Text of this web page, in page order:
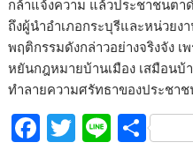
กล้าแจ้งความ แล้วประชาชนตา
ถึงผู้นำอำเภอกระบุรีและหน่วยง
พฤติกรรมดังกล่าวอย่างจริงจัง เ
หยันกฎหมายบ้านเมือง เสมือนบ้
ทำลายความศรัทธาของประชาช
F T Li S